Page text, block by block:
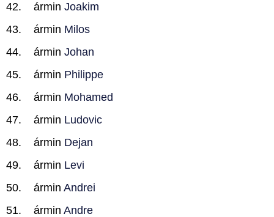
ármin Joakim
ármin Milos
ármin Johan
ármin Philippe
ármin Mohamed
ármin Ludovic
ármin Dejan
ármin Levi
ármin Andrei
ármin Andre